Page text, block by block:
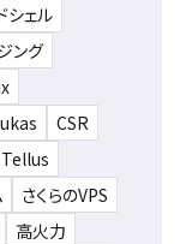
シェル
ング
CSR
Tellus
さくらのVPS
高火力